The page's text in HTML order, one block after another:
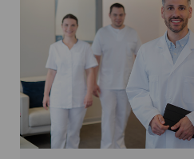
Alterazioni del corpo vitreo
Andatura di Lyra
Andrologia
Anestesiologia
Swiss Visio La Providence
Swiss Visio Eaux-Vives
Swiss Visio Zürich
GE
TI
GR